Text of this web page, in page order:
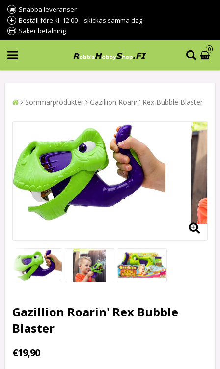
Snabba leveranser
Beställ före kl. 12.00 – skickas samma dag
Säker betalning
0
Sommarprodukter Gazillion Roarin' Rex Bubble Blaster
Gazillion Roarin' Rex Bubble
Blaster
€19,90